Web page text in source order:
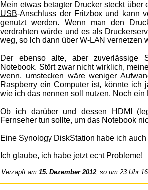
Mein etwas betagter Drucker steckt
USB-Anschluss der Fritzbox und kann
genutzt werden. Wenn man den
verdrahten würde und es als
weg, so ich dann über W-LAN vernetzen
Der ebenso alte, aber zuverlässige
Notebook. Stört zwar nicht wirklich,
wenn, umstecken wäre weniger
Raspberry ein Computer ist, könnte ich
wie ich das nennen soll nutzen. Noch ein
Ob ich darüber und dessen HDMI
Fernseher tun sollte, um das Notebook
Eine Synology DiskStation habe ich auch
Ich glaube, ich habe jetzt echt Probleme!
Verzapft am15. Dezember 2012, so um 23 Uhr 16